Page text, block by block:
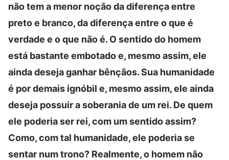
não tem a menor noção da diferença entre
preto e branco, da diferença entre o que é
verdade e o que não é. O sentido do homem
está bastante embotado e, mesmo assim, ele
ainda deseja ganhar bênçãos. Sua humanidade
é por demais ignóbil e, mesmo assim, ele ainda
deseja possuir a soberania de um rei. De quem
ele poderia ser rei, com um sentido assim?
Como, com tal humanidade, ele poderia se
sentar num trono? Realmente, o homem não